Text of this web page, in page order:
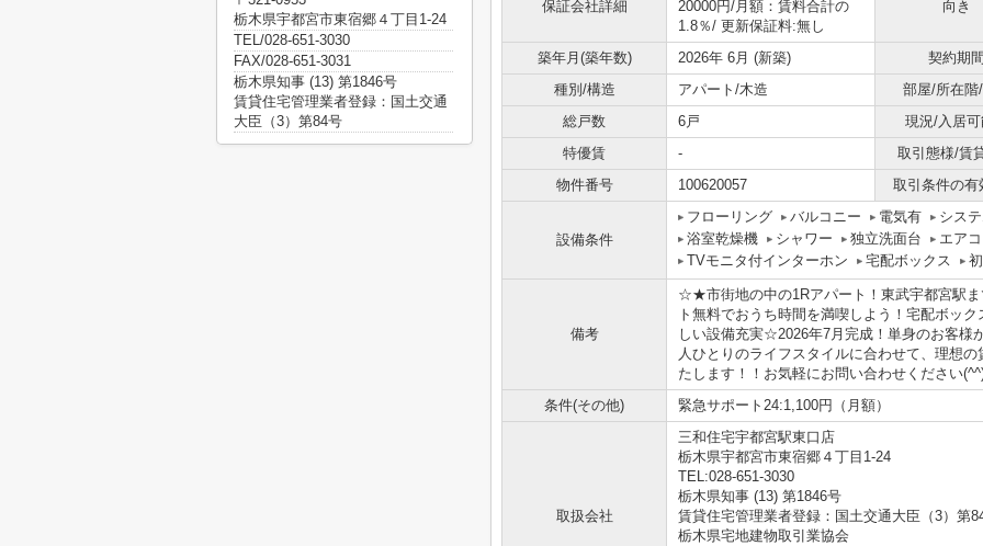
保証会社詳細
20000円/月額：賃料合計の
1.8％/ 更新保証料:無し
向き
築年月(築年数) 2026年 6月 (新築)
契約期
種別/構造
アパート/木造
部屋/所在階
総戸数
6戸
現況/入居
特優賃
-
取引態様/賃
物件番号
100620057 取引条件の有
設備条件
フローリング バルコニー 電気有
シス
浴室乾燥機
シャワー 独立洗面台
エア
TVモニタ付インターホン
宅配ボックス
備考
☆★市街地の中の1Rアパート！東武宇都宮駅
ト無料でおうち時間を満喫しよう！宅配ボッ
しい設備充実☆2026年7月完成！単身のお客様
人ひとりのライフスタイルに合わせて、理想
たします！！お気軽にお問い合わせください
条件(その他)
緊急サポート24:1,100円（月額）
取扱会社
三和住宅宇都宮駅東口店
栃木県宇都宮市東宿郷４丁目1-24
TEL:028-651-3030
栃木県知事 (13) 第1846号
賃貸住宅管理業者登録：国土交通大臣（3）第
栃木県宅地建物取引業協会
栃木県宇都宮市東宿郷４丁目1-24
TEL/028-651-3030
FAX/028-651-3031
栃木県知事 (13) 第1846号
賃貸住宅管理業者登録：国土交通
大臣（3）第84号